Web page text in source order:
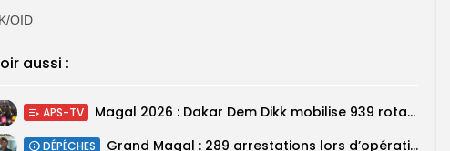
OID
aussi :
APS-TV Magal 2026 : Dakar Dem Dikk mobilise 939 rotations et transporte près...
DÉPÊCHES Grand Magal : 289 arrestations lors d’opérations préventives de sécurisation